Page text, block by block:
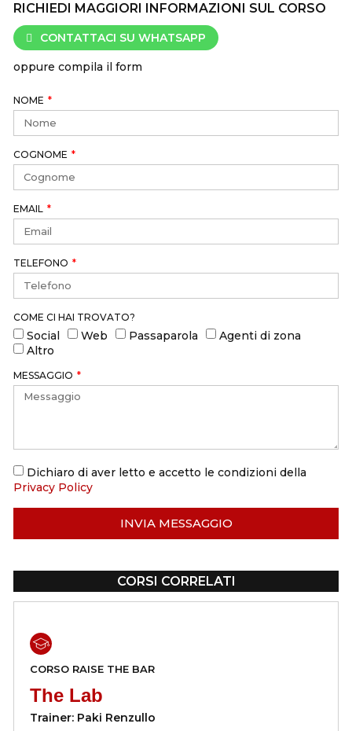
RICHIEDI MAGGIORI INFORMAZIONI SUL CORSO
CONTATTACI SU WHATSAPP
oppure compila il form
NOME
COGNOME
EMAIL
TELEFONO
COME CI HAI TROVATO?
Social Web Passaparola
Agenti di zona
Altro
MESSAGGIO
Dichiaro di aver letto e accetto le condizioni della
Privacy Policy
INVIA MESSAGGIO
CORSI CORRELATI
CORSO RAISE THE BAR
The Lab
Trainer: Paki Renzullo